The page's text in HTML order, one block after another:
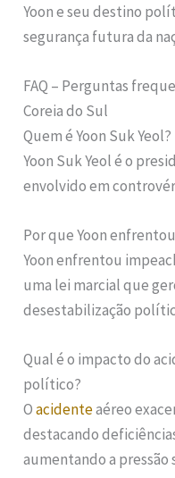
Yoon e seu destino
segurança futura da
FAQ – Perguntas
Coreia do Sul
Quem é Yoon Suk Yeol?
Yoon Suk Yeol é o
envolvido em
Por que Yoon
Yoon enfrentou
uma lei marcial que
desestabilização
Qual é o impacto do
político?
Oacidenteaéreo
destacando
aumentando a pressão